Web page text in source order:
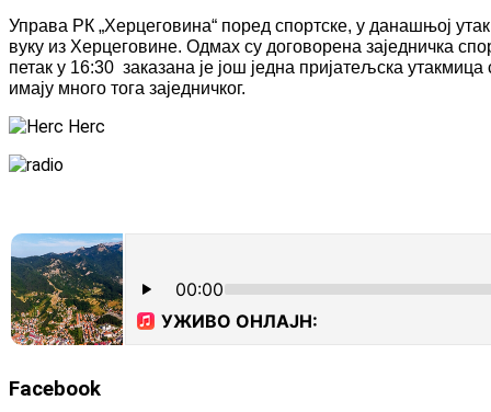
Управа РК „Херцеговина“ поред спортске, у данашњој
вуку из Херцеговине. Одмах су договорена заједничка
петак у 16:30 заказана је још једна пријатељска
имају много тога заједничког.
Facebook